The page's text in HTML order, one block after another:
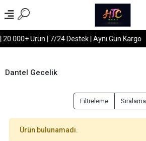
Ürün | 7/24 Destek | Aynı Gün Kargo
Dantel Gecelik
Filtreleme Sıralama
Ürün bulunamadı.